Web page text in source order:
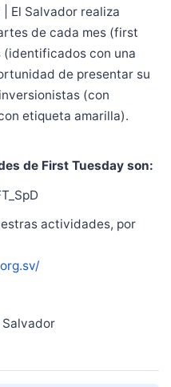
El Salvador realiza
de cada mes (first
(identificados con una
de presentar su
(con
etiqueta amarilla).
de First Tuesday son:
actividades, por
Salvador